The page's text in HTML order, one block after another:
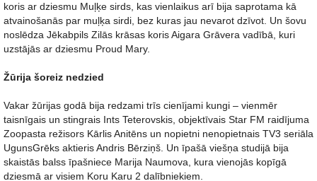
koris ar dziesmu Muļķe sirds, kas vienlaikus arī bija saprotama kā
atvainošanās par muļķa sirdi, bez kuras jau nevarot dzīvot. Un šovu
noslēdza Jēkabpils Zilās krāsas koris Aigara Grāvera vadībā, kuri
uzstājās ar dziesmu Proud Mary.
Žūrija šoreiz nedzied
Vakar žūrijas godā bija redzami trīs cienījami kungi – vienmēr
taisnīgais un stingrais Ints Teterovskis, objektīvais Star FM raidījuma
Zoopasta režisors Kārlis Anitēns un nopietni nenopietnais TV3 seriāla
UgunsGrēks aktieris Andris Bērziņš. Un īpašā viešņa studijā bija
skaistās balss īpašniece Marija Naumova, kura vienojās kopīgā
dziesmā ar visiem Koru Karu 2 dalībniekiem.